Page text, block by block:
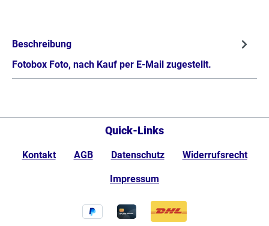
Beschreibung
Fotobox Foto, nach Kauf per E-Mail zugestellt.
Quick-Links
Kontakt AGB Datenschutz Widerrufsrecht
Impressum